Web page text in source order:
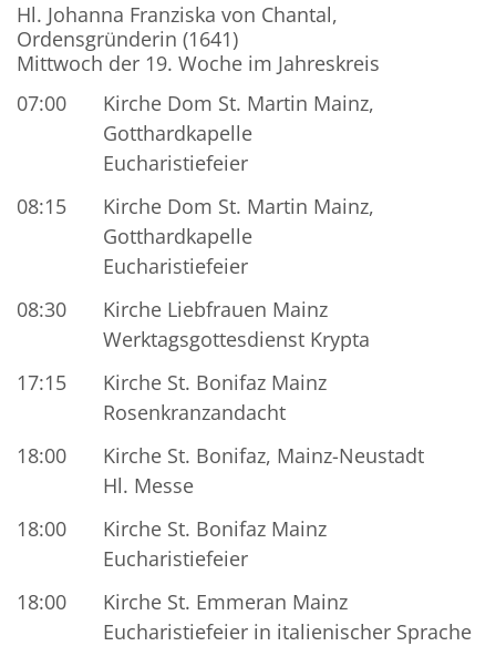
Hl. Johanna Franziska von Chantal,
Ordensgründerin (1641)
Mittwoch der 19. Woche im Jahreskreis
07:00
Kirche Dom St. Martin Mainz,
Gotthardkapelle
Eucharistiefeier
08:15
Kirche Dom St. Martin Mainz,
Gotthardkapelle
Eucharistiefeier
08:30
Kirche Liebfrauen Mainz
Werktagsgottesdienst Krypta
17:15
Kirche St. Bonifaz Mainz
Rosenkranzandacht
18:00
Kirche St. Bonifaz, Mainz-Neustadt
Hl. Messe
18:00
Kirche St. Bonifaz Mainz
Eucharistiefeier
18:00
Kirche St. Emmeran Mainz
Eucharistiefeier in italienischer Sprache